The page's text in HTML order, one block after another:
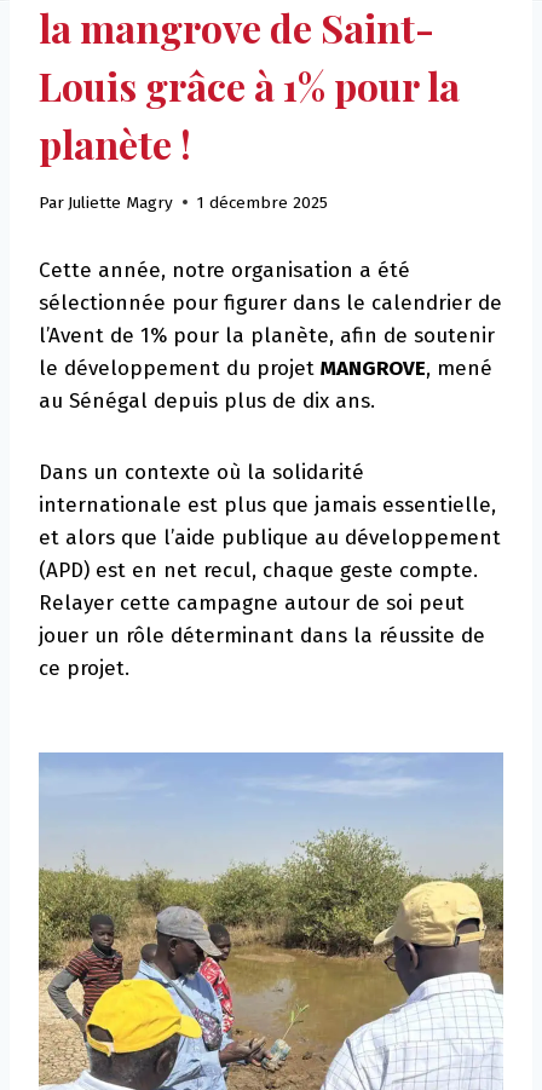
la mangrove de Saint-
Louis grâce à 1% pour la
planète !
Par Juliette Magry 1 décembre 2025
Cette année, notre organisation a été
sélectionnée pour figurer dans le calendrier de
l’Avent de 1% pour la planète, afin de soutenir
le développement du projet MANGROVE, mené
au Sénégal depuis plus de dix ans.
Dans un contexte où la solidarité
internationale est plus que jamais essentielle,
et alors que l’aide publique au développement
(APD) est en net recul, chaque geste compte.
Relayer cette campagne autour de soi peut
jouer un rôle déterminant dans la réussite de
ce projet.